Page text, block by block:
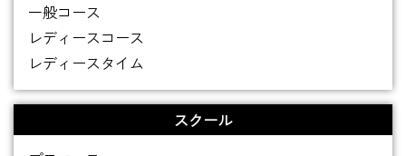
一般コース
レディースコース
レディースタイム
スクール